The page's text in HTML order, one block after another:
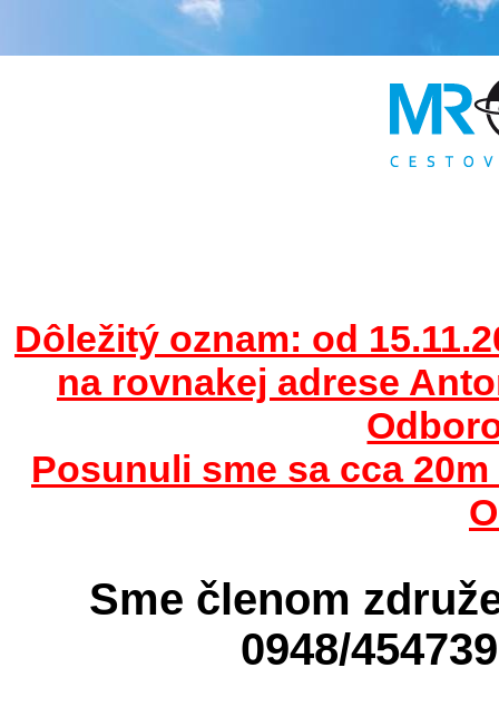
Dôležitý oznam: od
na rovnakej adrese
Posunuli sme sa cca
Sme členom
0948/